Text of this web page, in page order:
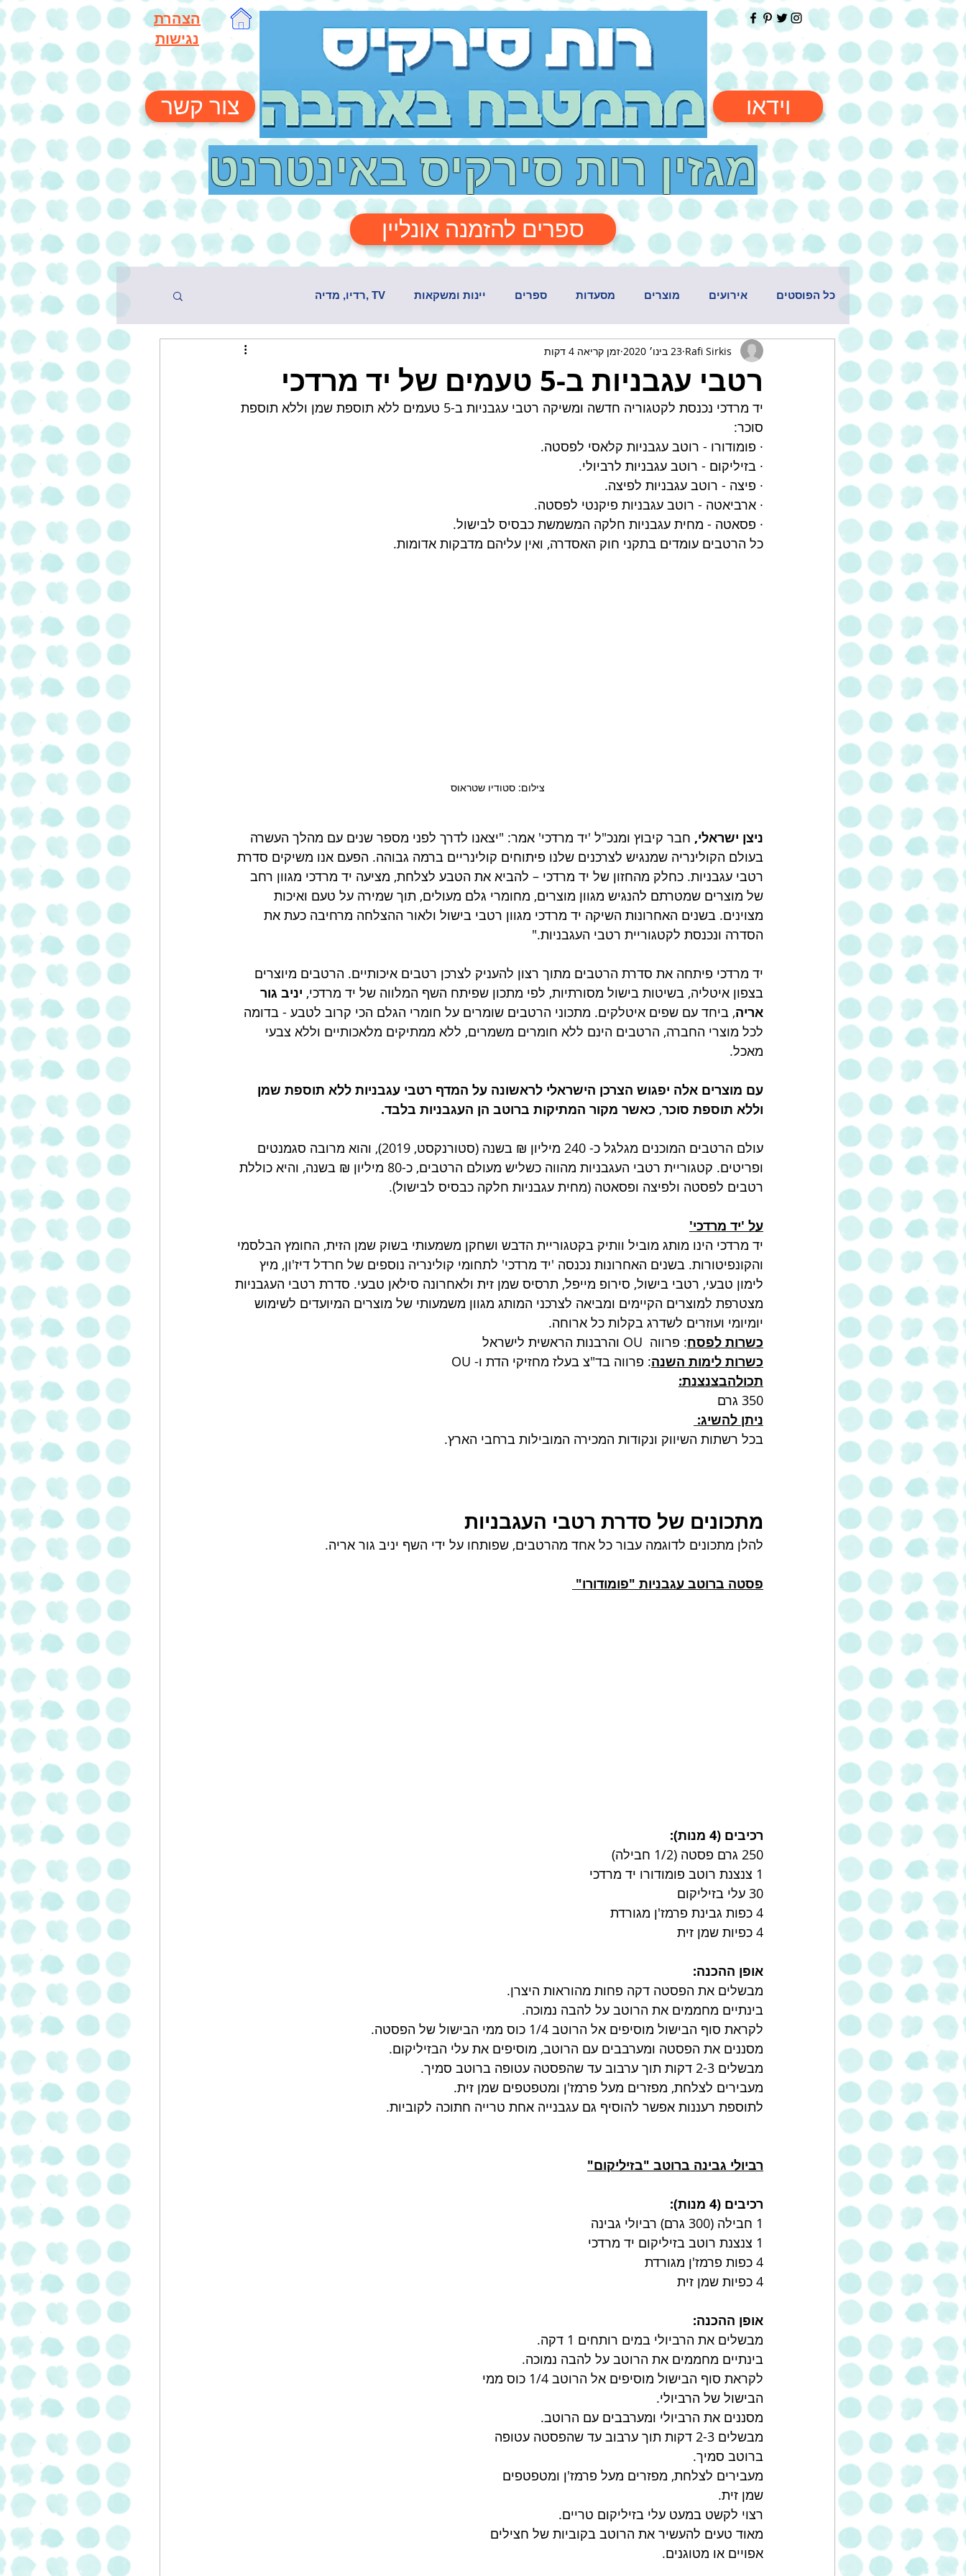
הצהרת
נגישות
צור קשר וידאו
מגזין רות סירקיס באינטרנט
ספרים להזמנה אונליין
כל הפוסטים אירועים מוצרים מסעדות ספרים יינות ומשקאות TV ,רדיו, מדיה
רטבי עגבניות ב-5 טעמים של יד מרדכי
Rafi Sirkis 23 בינו׳ 2020 זמן קריאה 4 דקות
יד מרדכי נכנסת לקטגוריה חדשה ומשיקה רטבי עגבניות ב-5 טעמים ללא תוספת שמן וללא תוספת
סוכר:
· פומודורו - רוטב עגבניות קלאסי לפסטה.
· בזיליקום - רוטב עגבניות לרביולי.
· פיצה - רוטב עגבניות לפיצה.
· ארביאטה - רוטב עגבניות פיקנטי לפסטה.
· פסאטה - מחית עגבניות חלקה המשמשת כבסיס לבישול.
כל הרטבים עומדים בתקני חוק האסדרה, ואין עליהם מדבקות אדומות.
צילום: סטודיו שטראוס
ניצן ישראלי, חבר קיבוץ ומנכ"ל 'יד מרדכי' אמר: "יצאנו לדרך לפני מספר שנים עם מהלך העשרה
בעולם הקולינריה שמנגיש לצרכנים שלנו פיתוחים קולינריים ברמה גבוהה. הפעם אנו משיקים סדרת
רטבי עגבניות. כחלק מהחזון של יד מרדכי – להביא את הטבע לצלחת, מציעה יד מרדכי מגוון רחב
של מוצרים שמטרתם להנגיש מגוון מוצרים, מחומרי גלם מעולים, תוך שמירה על טעם ואיכות
מצוינים. בשנים האחרונות השיקה יד מרדכי מגוון רטבי בישול ולאור ההצלחה מרחיבה כעת את
הסדרה ונכנסת לקטגוריית רטבי העגבניות."
יד מרדכי פיתחה את סדרת הרטבים מתוך רצון להעניק לצרכן רטבים איכותיים. הרטבים מיוצרים
בצפון איטליה, בשיטות בישול מסורתיות, לפי מתכון שפיתח השף המלווה של יד מרדכי, יניב גור
אריה, ביחד עם שפים איטלקים. מתכוני הרטבים שומרים על חומרי הגלם הכי קרוב לטבע - בדומה
לכל מוצרי החברה, הרטבים הינם ללא חומרים משמרים, ללא ממתיקים מלאכותיים וללא צבעי
מאכל.
עם מוצרים אלה יפגוש הצרכן הישראלי לראשונה על המדף רטבי עגבניות ללא תוספת שמן
וללא תוספת סוכר, כאשר מקור המתיקות ברוטב הן העגבניות בלבד.
עולם הרטבים המוכנים מגלגל כ- 240 מיליון ₪ בשנה (סטורנקסט, 2019), והוא מרובה סגמנטים
ופריטים. קטגוריית רטבי העגבניות מהווה כשליש מעולם הרטבים, כ-80 מיליון ₪ בשנה, והיא כוללת
רטבים לפסטה ולפיצה ופסאטה (מחית עגבניות חלקה כבסיס לבישול).
על 'יד מרדכי'
יד מרדכי הינו מותג מוביל וותיק בקטגוריית הדבש ושחקן משמעותי בשוק שמן הזית, החומץ הבלסמי
והקונפיטורות. בשנים האחרונות נכנסה 'יד מרדכי' לתחומי קולינריה נוספים של חרדל דיז'ון, מיץ
לימון טבעי, רטבי בישול, סירופ מייפל, תרסיס שמן זית ולאחרונה סילאן טבעי. סדרת רטבי העגבניות
מצטרפת למוצרים הקיימים ומביאה לצרכני המותג מגוון משמעותי של מוצרים המיועדים לשימוש
יומיומי ועוזרים לשדרג בקלות כל ארוחה.
כשרות לפסח: פרווה  OU והרבנות הראשית לישראל
כשרות לימות השנה: פרווה בד"צ בעלז מחזיקי הדת ו- OU
תכולהבצנצנת:
350 גרם
ניתן להשיג:
בכל רשתות השיווק ונקודות המכירה המובילות ברחבי הארץ.
מתכונים של סדרת רטבי העגבניות
להלן מתכונים לדוגמה עבור כל אחד מהרטבים, שפותחו על ידי השף יניב גור אריה.
פסטה ברוטב עגבניות "פומודורו"
רכיבים (4 מנות):
250 גרם פסטה (1/2 חבילה)
1 צנצנת רוטב פומודורו יד מרדכי
30 עלי בזיליקום
4 כפות גבינת פרמז'ן מגורדת
4 כפיות שמן זית
אופן ההכנה:
מבשלים את הפסטה דקה פחות מהוראות היצרן.
בינתיים מחממים את הרוטב על להבה נמוכה.
לקראת סוף הבישול מוסיפים אל הרוטב 1/4 כוס ממי הבישול של הפסטה.
מסננים את הפסטה ומערבבים עם הרוטב, מוסיפים את עלי הבזיליקום.
מבשלים 2-3 דקות תוך ערבוב עד שהפסטה עטופה ברוטב סמיך.
מעבירים לצלחת, מפזרים מעל פרמז'ן ומטפטפים שמן זית.
לתוספת רעננות אפשר להוסיף גם עגבנייה אחת טרייה חתוכה לקוביות.
רביולי גבינה ברוטב "בזיליקום"
רכיבים (4 מנות):
1 חבילה (300 גרם) רביולי גבינה
1 צנצנת רוטב בזיליקום יד מרדכי
4 כפות פרמז'ן מגורדת
4 כפיות שמן זית
אופן ההכנה:
מבשלים את הרביולי במים רותחים 1 דקה.
בינתיים מחממים את הרוטב על להבה נמוכה.
לקראת סוף הבישול מוסיפים אל הרוטב 1/4 כוס ממי
הבישול של הרביולי.
מסננים את הרביולי ומערבבים עם הרוטב.
מבשלים 2-3 דקות תוך ערבוב עד שהפסטה עטופה
ברוטב סמיך.
מעבירים לצלחת, מפזרים מעל פרמז'ן ומטפטפים
שמן זית.
רצוי לקשט במעט עלי בזיליקום טריים.
מאוד טעים להעשיר את הרוטב בקוביות של חצילים
אפויים או מטוגנים.